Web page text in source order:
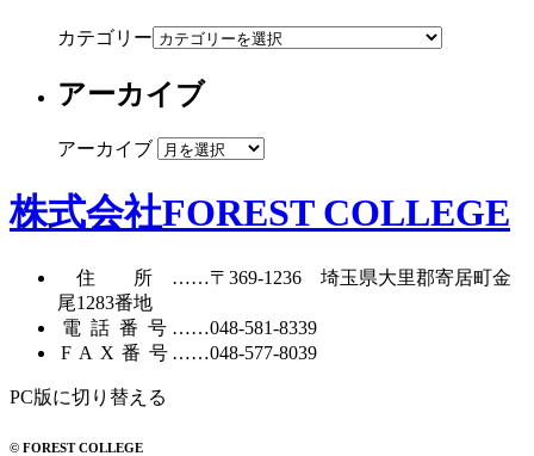
カテゴリー
アーカイブ
アーカイブ
株式会社FOREST COLLEGE
住所……〒369-1236 埼玉県大里郡寄居町金
尾1283番地
電話番号……048-581-8339
FAX番号……048-577-8039
PC版に切り替える
© FOREST COLLEGE